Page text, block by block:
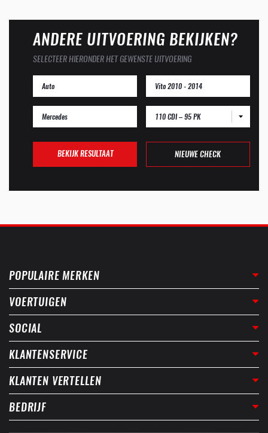
ANDERE UITVOERING BEKIJKEN?
SELECTEER HIERONDER HET GEWENSTE UITVOERING
110 CDI – 95 PK
BEKIJK RESULTAAT NIEUWE CHECK
POPULAIRE MERKEN
VOERTUIGEN
SOCIAL
KLANTENSERVICE
KLANTEN VERTELLEN
BEDRIJF